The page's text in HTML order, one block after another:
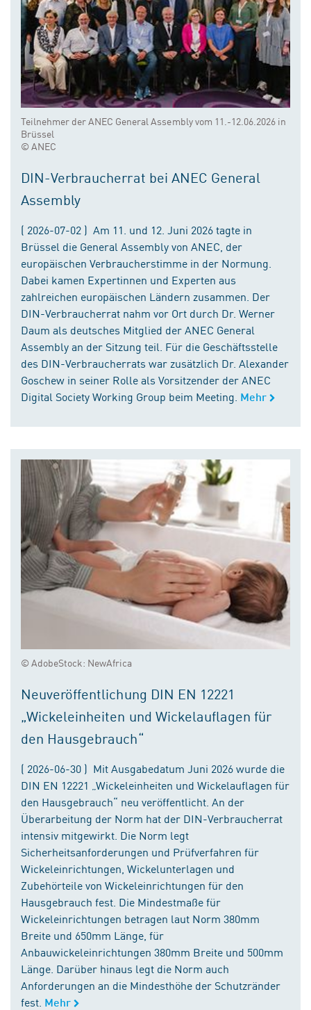
Teilnehmer der ANEC General Assembly vom 11.-12.06.2026 in
Brüssel
© ANEC
DIN-Verbraucherrat bei ANEC General
Assembly
( 2026-07-02 ) Am 11. und 12. Juni 2026 tagte in
Brüssel die General Assembly von ANEC, der
europäischen Verbraucherstimme in der Normung.
Dabei kamen Expertinnen und Experten aus
zahlreichen europäischen Ländern zusammen. Der
DIN-Verbraucherrat nahm vor Ort durch Dr. Werner
Daum als deutsches Mitglied der ANEC General
Assembly an der Sitzung teil. Für die Geschäftsstelle
des DIN-Verbraucherrats war zusätzlich Dr. Alexander
Goschew in seiner Rolle als Vorsitzender der ANEC
Digital Society Working Group beim Meeting. Mehr
© AdobeStock: NewAfrica
Neuveröffentlichung DIN EN 12221
„Wickeleinheiten und Wickelauflagen für
den Hausgebrauch“
( 2026-06-30 ) Mit Ausgabedatum Juni 2026 wurde die
DIN EN 12221 „Wickeleinheiten und Wickelauflagen für
den Hausgebrauch“ neu veröffentlicht. An der
Überarbeitung der Norm hat der DIN-Verbraucherrat
intensiv mitgewirkt. Die Norm legt
Sicherheitsanforderungen und Prüfverfahren für
Wickeleinrichtungen, Wickelunterlagen und
Zubehörteile von Wickeleinrichtungen für den
Hausgebrauch fest. Die Mindestmaße für
Wickeleinrichtungen betragen laut Norm 380mm
Breite und 650mm Länge, für
Anbauwickeleinrichtungen 380mm Breite und 500mm
Länge. Darüber hinaus legt die Norm auch
Anforderungen an die Mindesthöhe der Schutzränder
fest. Mehr